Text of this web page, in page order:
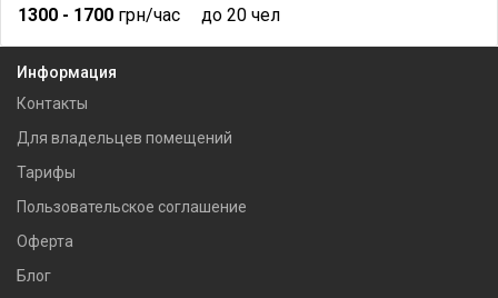
1300 - 1700 грн/час до 20 чел
Информация
Контакты
Для владельцев помещений
Тарифы
Пользовательское соглашение
Оферта
Блог